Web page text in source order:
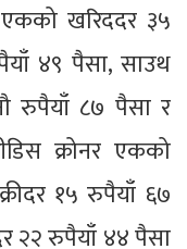
खरिददर ३५
४९ पैसा, साउथ
रुपैयाँ ८७ पैसा र
क्रोनर एकको
१५ रुपैयाँ ६७
२२ रुपैयाँ ४४ पैसा